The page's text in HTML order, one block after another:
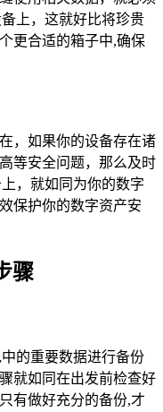
上，这就好比将珍贵
更合适的箱子中,确保
，如果你的设备存在诸
等安全问题，那么及时
，就如同为你的数字
保护你的数字资产安
骤
的重要数据进行备份
就如同在出发前检查好
有做好充分的备份,才